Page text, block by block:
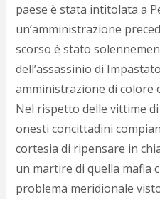
paese è stata intitolata a
un’amministrazione
scorso è stato
dell’assassinio di
amministrazione di colore
Nel rispetto delle vittime
onesti concittadini
cortesia di ripensare in
un martire di quella mafia
problema meridionale